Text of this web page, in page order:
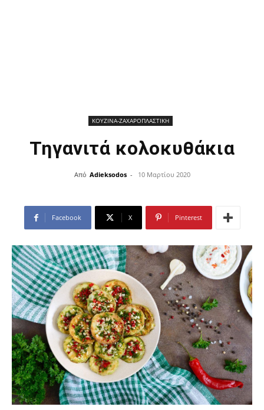
ΚΟΥΖΙΝΑ-ΖΑΧΑΡΟΠΛΑΣΤΙΚΗ
Τηγανιτά κολοκυθάκια
Από Adieksodos - 10 Μαρτίου 2020
Facebook X Pinterest